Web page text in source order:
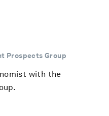
Prospects Group
with the